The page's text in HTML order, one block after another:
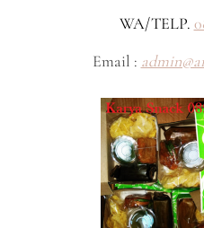
WA/TELP.
Email :